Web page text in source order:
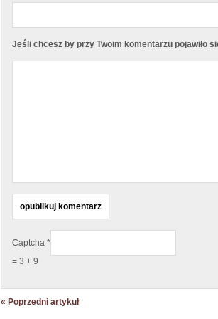
Jeśli chcesz by przy Twoim komentarzu pojawiło
Captcha *
= 3 + 9
« Poprzedni artykuł